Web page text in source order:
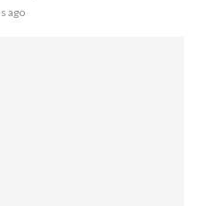
ago